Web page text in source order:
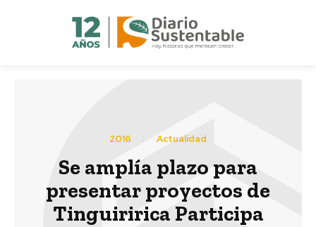
2016 Actualidad
Se amplía plazo para
presentar proyectos de
Tinguiririca Participa